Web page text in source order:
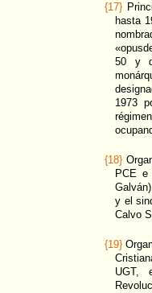
{17}
hasta
50 y
1973
{18}
PCE e
y el
Calvo
{19}
UGT,